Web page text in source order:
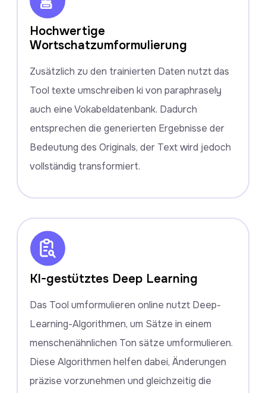
Hochwertige
Wortschatzumformulierung
Zusätzlich zu den trainierten Daten nutzt das
Tool texte umschreiben ki von paraphrasely
auch eine Vokabeldatenbank. Dadurch
entsprechen die generierten Ergebnisse der
Bedeutung des Originals, der Text wird jedoch
vollständig transformiert.
KI-gestütztes Deep Learning
Das Tool umformulieren online nutzt Deep-
Learning-Algorithmen, um Sätze in einem
menschenähnlichen Ton sätze umformulieren.
Diese Algorithmen helfen dabei, Änderungen
präzise vorzunehmen und gleichzeitig die